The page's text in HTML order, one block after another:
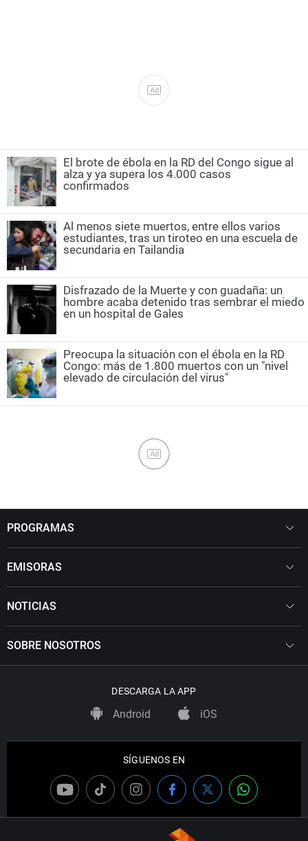
Ad
El brote de ébola en la RD del Congo sigue al
alza y ya supera los 4.000 casos
confirmados
Al menos siete muertos, entre ellos varios
estudiantes, tras un tiroteo en una escuela de
secundaria en Tailandia
Disfrazado de la Muerte y con guadaña: un
hombre acaba detenido tras sembrar el miedo
en un hospital de Gales
Preocupa la situación con el ébola en la RD
Congo: más de 1.800 muertos con un "nivel
elevado de circulación del virus"
Ad
PROGRAMAS
EMISORAS
NOTICIAS
SOBRE NOSOTROS
DESCARGA LA APP
Android iOS
SÍGUENOS EN